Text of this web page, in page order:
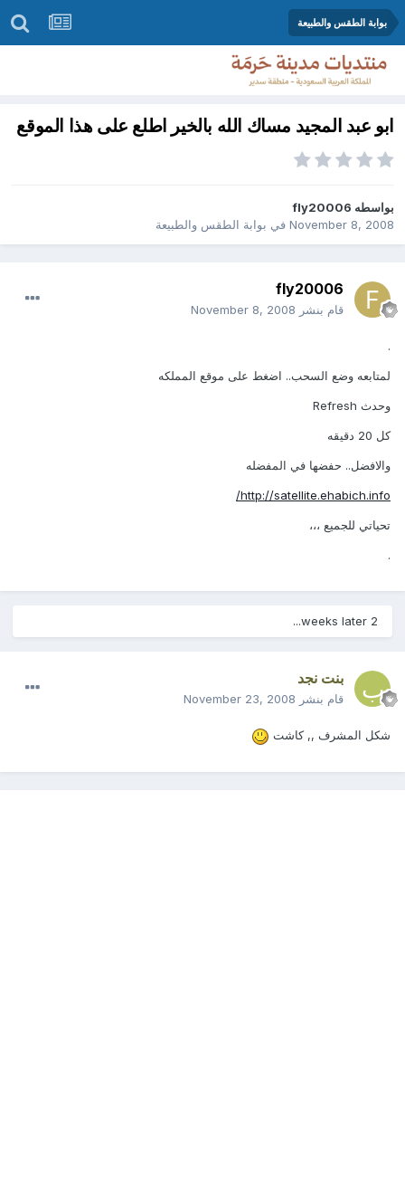
بوابة الطقس والطبيعة
ابو عبد المجيد مساك الله بالخير اطلع على هذا الموقع
بواسطه fly20006
November 8, 2008في بوابة الطقس والطبيعة
fly20006
قام بنشر November 8, 2008
لمتابعه وضع السحب.. اضغط على موقع المملكه
وحدث Refresh
كل 20 دقيقه
والافضل.. حفضها في المفضله
http://satellite.ehabich.info/
تحياتي للجميع ،،،
2 weeks later...
بنت نجد
قام بنشر November 23, 2008
شكل المشرف ,, كاشت